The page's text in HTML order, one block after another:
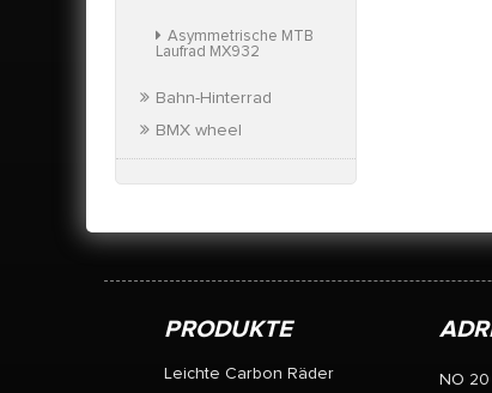
Asymmetrische MTB
Laufrad MX932
Bahn-Hinterrad
BMX wheel
PRODUKTE
Leichte Carbon Räder
NO